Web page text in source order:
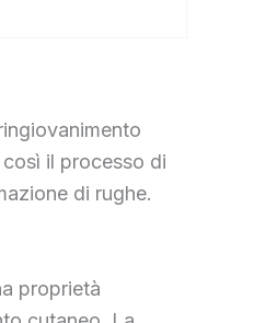
il processo di
di rughe.
proprietà